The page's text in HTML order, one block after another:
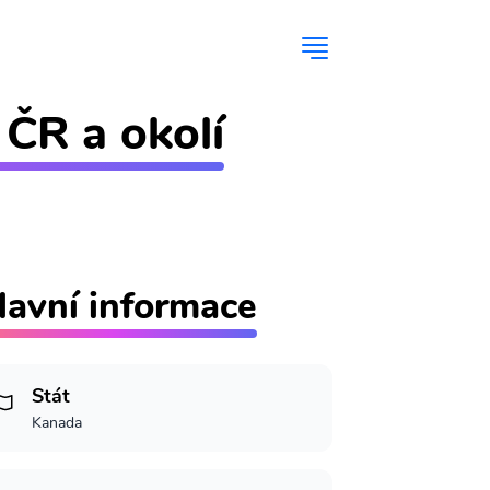
a okolí
informace
Stát
Kanada